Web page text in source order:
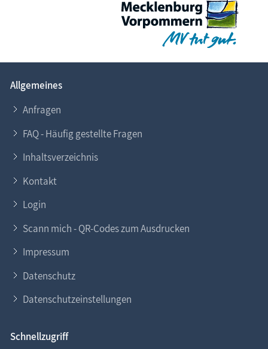
Allgemeines
Anfragen
FAQ - Häufig gestellte Fragen
Inhaltsverzeichnis
Kontakt
Login
Scann mich - QR-Codes zum Ausdrucken
Impressum
Datenschutz
Datenschutzeinstellungen
Schnellzugriff